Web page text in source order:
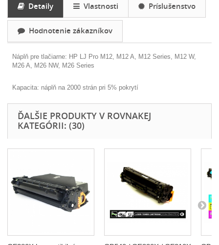
Detaily Vlastnosti Príslušenstvo
Hodnotenie zákazníkov
Náplň pre tlačiarne: HP LJ Pro M12, M12 A, M12 Series, M12 W,
M26 A, M26 NW, M26 Series
Kapacita: náplň na 2000 strán pri 5% pokrytí
ĎALŠIE PRODUKTY V ROVNAKEJ
KATEGÓRII: (30)